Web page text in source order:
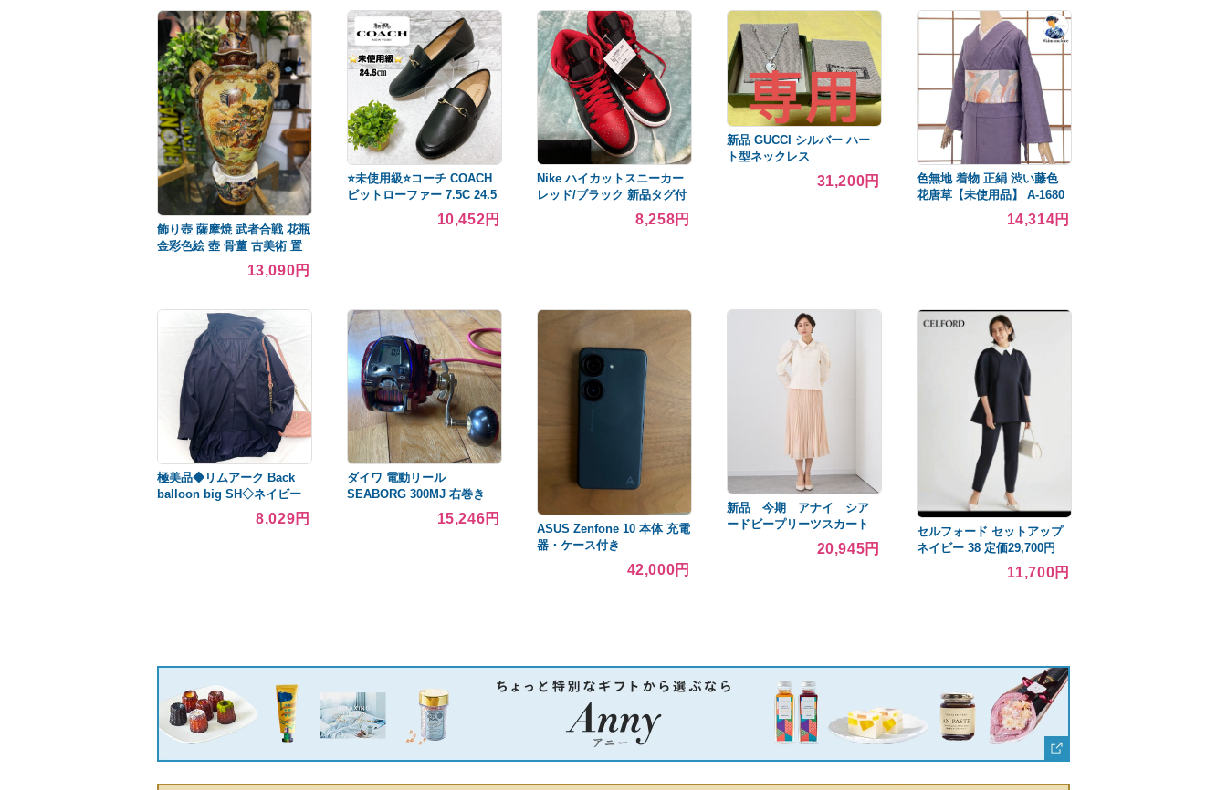
飾り壺 薩摩焼 武者合戦 花瓶
金彩色絵 壺 骨董 古美術 置
13,090円
⭐️未使用級⭐️コーチ COACH
ビットローファー 7.5C 24.5
10,452円
Nike ハイカットスニーカー
レッド/ブラック 新品タグ付
8,258円
新品 GUCCI シルバー ハー
ト型ネックレス
31,200円
色無地 着物 正絹 渋い藤色
花唐草【未使用品】 A-1680
14,314円
極美品◆リムアーク Back
balloon big SH◇ネイビー
8,029円
ダイワ 電動リール
SEABORG 300MJ 右巻き
15,246円
ASUS Zenfone 10 本体 充電
器・ケース付き
42,000円
新品 今期 アナイ シア
ードビープリーツスカート
20,945円
セルフォード セットアップ
ネイビー 38 定価29,700円
11,700円